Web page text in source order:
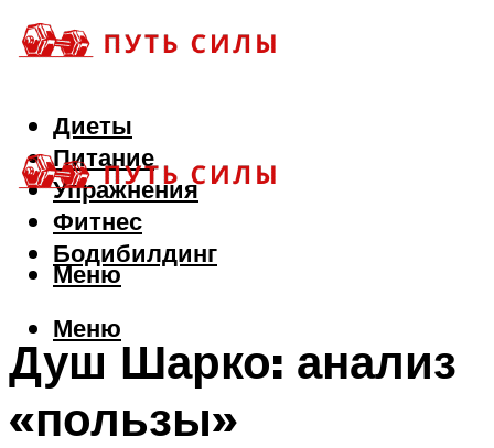
Диеты
Питание
Упражнения
Фитнес
Бодибилдинг
Меню
Меню
Душ Шарко: анализ
«пользы»